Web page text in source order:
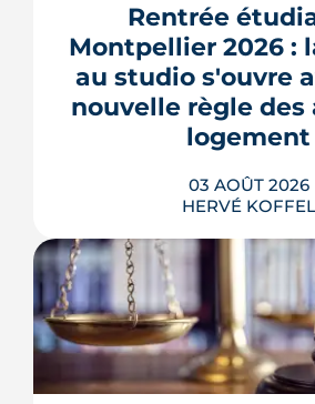
Rentrée
Montpellier 2026 :
au studio s'ouvre
nouvelle règle des
logement
03 AOÛT 2026
HERVÉ KOFFEL
Se loger à Montpellier
2026 tient de la course de
un marché où le studio